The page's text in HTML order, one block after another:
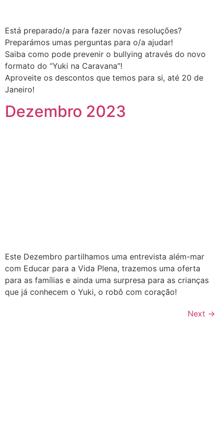
Está preparado/a para fazer novas resoluções?
Preparámos umas perguntas para o/a ajudar!
Saiba como pode prevenir o bullying através do novo
formato do “Yuki na Caravana”!
Aproveite os descontos que temos para si, até 20 de
Janeiro!
Dezembro 2023
Este Dezembro partilhamos uma entrevista além-mar
com Educar para a Vida Plena, trazemos uma oferta
para as famílias e ainda uma surpresa para as crianças
que já conhecem o Yuki, o robô com coração!
Next →